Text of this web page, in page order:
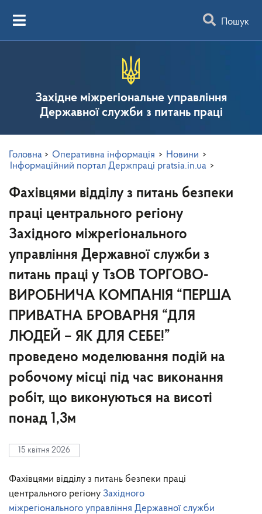
Пошук
Західне міжрегіональне управління
Державної служби з питань праці
Головна > Оперативна інформація > Новини >
Інформаційний портал Держпраці pratsia.in.ua >
Фахівцями відділу з питань безпеки
праці центрального регіону
Західного міжрегіонального
управління Державної служби з
питань праці у ТзОВ ТОРГОВО-
ВИРОБНИЧА КОМПАНІЯ “ПЕРША
ПРИВАТНА БРОВАРНЯ “ДЛЯ
ЛЮДЕЙ – ЯК ДЛЯ СЕБЕ!”
проведено моделювання подій на
робочому місці під час виконання
робіт, що виконуються на висоті
понад 1,3м
15 квітня 2026
Фахівцями відділу з питань безпеки праці
центрального регіону Західного
міжрегіонального управління Державної служби